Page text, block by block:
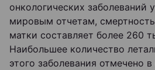
онкологических
мировым отчетам,
матки составляет более 260
Наибольшее количество
этого заболевания отмечено